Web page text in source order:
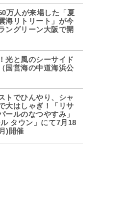
万人が来場した「夏
海リトリート」が今
ングリーン大阪で開
光と風のシーサイド
国営海の中道海浜公
トでひんやり、シャ
大はしゃぎ！「リサ
ールのなつやすみ」
ル タウン」にて7月18
)開催